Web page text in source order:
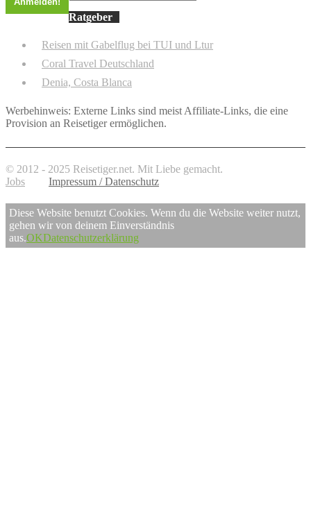
Ratgeber
Reisen mit Gabelflug bei TUI und Ltur
Coral Travel Deutschland
Denia, Costa Blanca
Werbehinweis: Externe Links sind meist Affiliate-Links, die eine
Provision an Reisetiger ermöglichen.
© 2012 - 2025 Reisetiger.net. Mit Liebe gemacht.
Jobs
Impressum / Datenschutz
Diese Website benutzt Cookies. Wenn du die Website weiter nutzt,
gehen wir von deinem Einverständnis
aus.OKDatenschutzerklärung